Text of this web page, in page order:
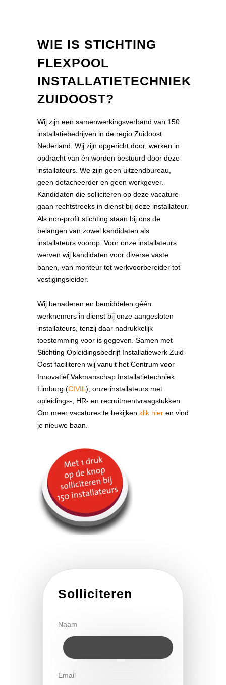
WIE IS STICHTING
FLEXPOOL
INSTALLATIETECHNIEK
ZUIDOOST?
Wij zijn een samenwerkingsverband van 150
installatiebedrijven in de regio Zuidoost
Nederland. Wij zijn opgericht door, werken in
opdracht van én worden bestuurd door deze
installateurs. We zijn geen uitzendbureau,
geen detacheerder en geen werkgever.
Kandidaten die solliciteren op deze vacature
gaan rechtstreeks in dienst bij deze installateur.
Als non-profit stichting staan bij ons de
belangen van zowel kandidaten als
installateurs voorop. Voor onze installateurs
werven wij kandidaten voor diverse vaste
banen, van monteur tot werkvoorbereider tot
vestigingsleider.
Wij benaderen en bemiddelen géén
werknemers in dienst bij onze aangesloten
installateurs, tenzij daar nadrukkelijk
toestemming voor is gegeven. Samen met
Stichting Opleidingsbedrijf Installatiewerk Zuid-
Oost faciliteren wij vanuit het Centrum voor
Innovatief Vakmanschap Installatietechniek
Limburg (CIVIL ), onze installateurs met
opleidings-, HR- en recruitmentvraagstukken.
Om meer vacatures te bekijken klik hier en vind
je nieuwe baan.
Solliciteren
Naam
Email